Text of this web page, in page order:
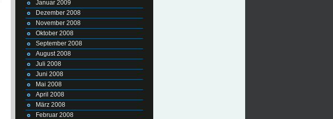
Januar 2009
Dezember 2008
November 2008
Oktober 2008
September 2008
August 2008
Juli 2008
Juni 2008
Mai 2008
April 2008
März 2008
Februar 2008